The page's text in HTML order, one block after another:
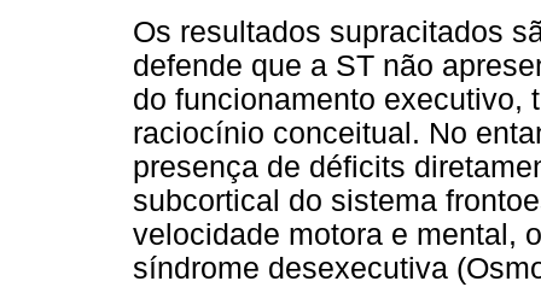
Os resultados supracitados
defende que a ST não
do funcionamento executivo,
raciocínio conceitual. No
presença de déficits
subcortical do sistema
velocidade motora e mental,
síndrome desexecutiva